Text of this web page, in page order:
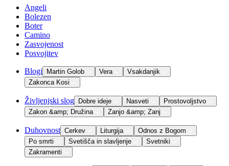
Angeli
Bolezen
Boter
Camino
Zasvojenost
Posvojitev
Blogi Martin Golob Vera
Vsakdanjik
Zakonca Kosi
Življenjski slog Dobre ideje Nasveti
Prostovoljstvo
Zakon &amp; Družina
Zanjo &amp; Zanj
Duhovnost Cerkev Liturgija
Odnos z Bogom
Po smrti
Svetišča in slavljenje
Svetniki
Zakramenti